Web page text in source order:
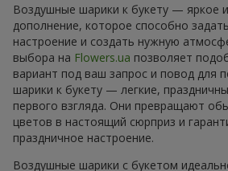
Воздушные шарики к букету — яркое
дополнение, которое способно
настроение и создать нужную
выбора на Flowers.ua позволяет
вариант под ваш запрос и повод для
шарики к букету — легкие,
первого взгляда. Они превращают
цветов в настоящий сюрприз и
праздничное настроение.
Воздушные шарики с букетом